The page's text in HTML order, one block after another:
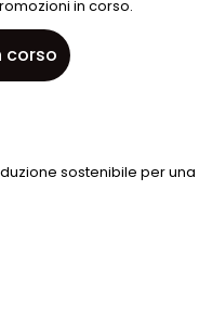
in corso.
corso
sostenibile per